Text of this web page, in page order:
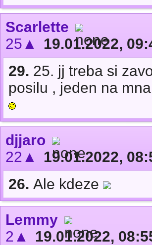
Scarlette
25▲
19.01.2022,
29. 25. jj treba si
posilu , jeden na
djjaro
22▲
19.01.2022,
26. Ale kdeze
Lemmy
2▲
19.01.2022,